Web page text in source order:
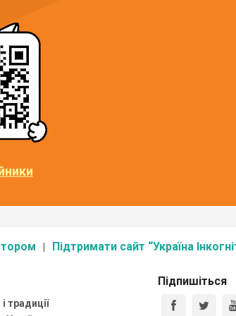
Підтримати сайт “Україна
і традиції
Підпишіться